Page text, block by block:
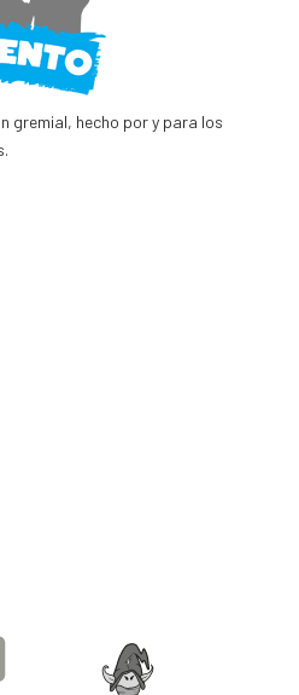
gremial, hecho por y para los